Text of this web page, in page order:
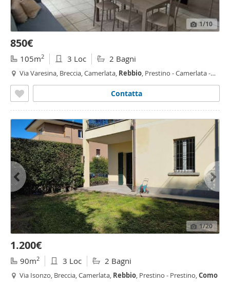
1/10
850€
105m2 3 Loc 2 Bagni
Via Varesina, Breccia, Camerlata, Rebbio, Prestino - Camerlata -
Contatta
1/20
1.200€
90m2 3 Loc 2 Bagni
Via Isonzo, Breccia, Camerlata, Rebbio, Prestino - Prestino,Como